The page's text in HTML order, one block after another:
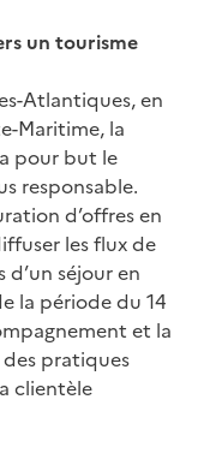
un tourisme
Atlantiques, en
Maritime, la
pour but le
responsable.
d’offres en
les flux de
séjour en
la période du 14
et la
pratiques
clientèle